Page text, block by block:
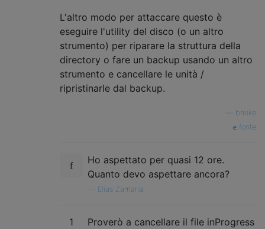
L'altro modo per attaccare questo è
eseguire l'utility del disco (o un altro
strumento) per riparare la struttura della
directory o fare un backup usando un altro
strumento e cancellare le unità /
ripristinarle dal backup.
bmike
fonte
Ho aspettato per quasi 12 ore.
Quanto devo aspettare ancora?
Elias Zamaria,
1
Proverò a cancellare il file inProgress